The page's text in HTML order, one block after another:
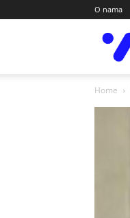
O nama
Home